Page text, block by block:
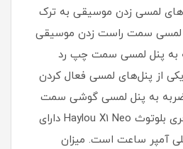
لمسی زدن موسیقی به ترک
پنل لمسی سمت راست زدن موسیقی
2 بار ضربه به پنل‌ لمسی سمت چپ رد
از پنل‌های لمسی فعال کردن
کم: 3 بار ضربه به پنل لمسی گوشی سمت
راست داک شارژ هندزفری بلوتوث Haylou X1 Neo دارای
با ظرفیت 310 میلی آمپر ساعت است. میزان